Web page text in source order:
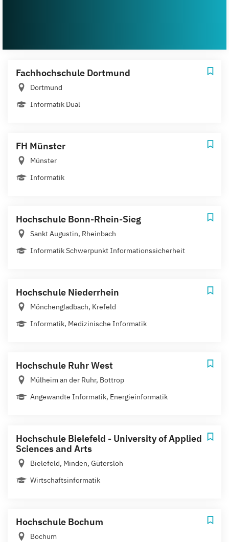
Fachhochschule Dortmund
Dortmund
Informatik Dual
FH Münster
Münster
Informatik
Hochschule Bonn-Rhein-Sieg
Sankt Augustin, Rheinbach
Informatik Schwerpunkt Informationssicherheit
Hochschule Niederrhein
Mönchengladbach, Krefeld
Informatik, Medizinische Informatik
Hochschule Ruhr West
Mülheim an der Ruhr, Bottrop
Angewandte Informatik, Energieinformatik
Hochschule Bielefeld - University of Applied
Sciences and Arts
Bielefeld, Minden, Gütersloh
Wirtschaftsinformatik
Hochschule Bochum
Bochum